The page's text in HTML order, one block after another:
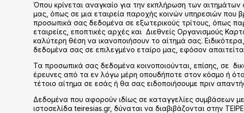
Όπου κρίνεται αναγκαίο για την εκπλήρωση των
μας, όπως σε μια εταιρεία παροχής κοινών υπηρεσιών που
προσωπικά σας δεδομένα σε εξωτερικούς τρίτους, όπως
εταιρείες, εποπτικές αρχές και Διεθνείς Οργανισμούς
καλύτερη θέση να ικανοποιήσουν το αίτημά σας.
δεδομένα σας σε επιλεγμένο εταίρο μας, εφόσον
Τα προσωπικά σας δεδομένα κοινοποιούνται, επίσης, σε
έρευνες από τα εν λόγω μέρη οπουδήποτε στον κόσμο ή
τέτοιο αίτημα σε εσάς ή θα σας ειδοποιήσουμε πριν
Δεδομένα που αφορούν ιδίως σε καταγγελίες συμβάσεων
ιστοσελίδα teiresias.gr, δύναται να διαβιβάζονται στην